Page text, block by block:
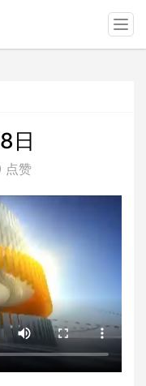
日
点赞
T
o